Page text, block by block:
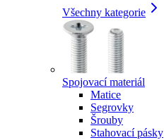
Všechny kategorie
Spojovací materiál
Matice
Segrovky
Šrouby
Stahovací pásky